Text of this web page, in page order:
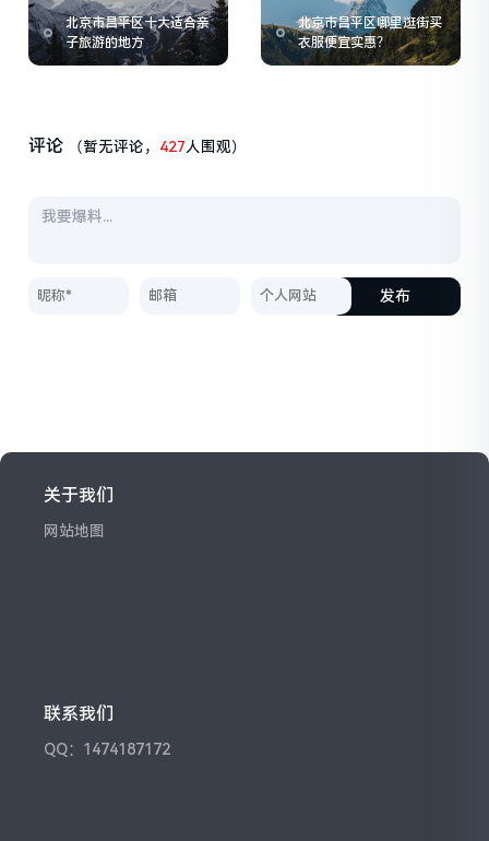
北京市昌平区十大适合亲
子旅游的地方
北京市昌平区哪里逛街买
衣服便宜实惠？
评论 （暂无评论， 427人围观）
发布
关于我们
网站地图
联系我们
QQ：1474187172